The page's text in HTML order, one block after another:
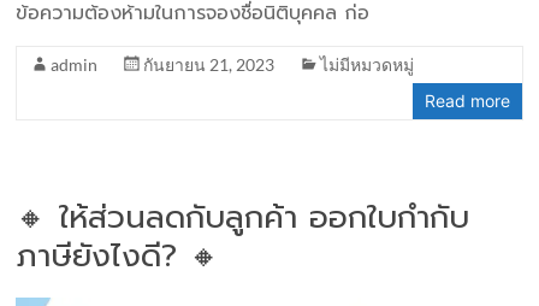
ข้อความต้องห้ามในการจองชื่อนิติบุคคล ก่อ
admin กันยายน 21, 2023
ไม่มีหมวดหมู่
Read more
🔸 ให้ส่วนลดกับลูกค้า ออกใบกำกับ
ภาษียังไงดี? 🔸